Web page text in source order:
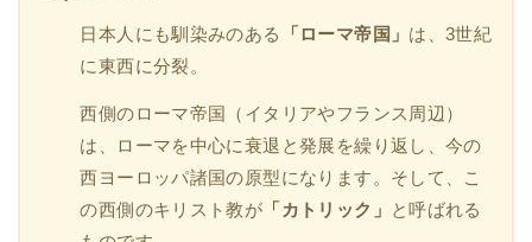
日本人にも馴染みのある 「ローマ帝国」 は、3世紀
に東西に分裂。
西側のローマ帝国（イタリアやフランス周辺）
は、ローマを中心に衰退と発展を繰り返し、今の
西ヨーロッパ諸国の原型になります。そして、こ
の西側のキリスト教が 「カトリック」 と呼ばれる